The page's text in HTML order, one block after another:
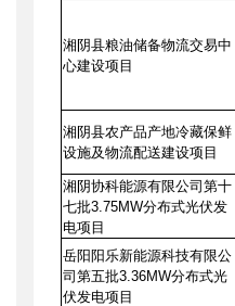
湘阴县粮油储备物流交易中
心建设项目
湘阴县农产品产地冷藏保鲜
设施及物流配送建设项目
湘阴协科能源有限公司第十
七批3.75MW分布式光伏发
电项目
岳阳阳乐新能源科技有限公
司第五批3.36MW分布式光
伏发电项目